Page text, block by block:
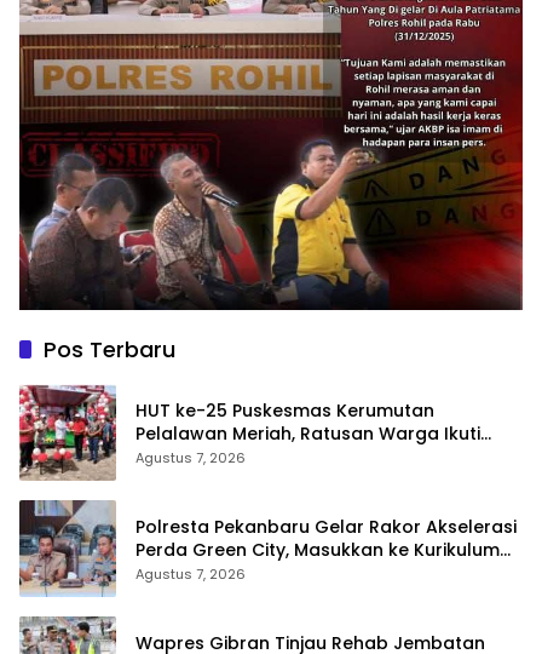
Pos Terbaru
HUT ke-25 Puskesmas Kerumutan
Pelalawan Meriah, Ratusan Warga Ikuti
Jalan Santai dan Cek Kesehatan Gratis
Agustus 7, 2026
Polresta Pekanbaru Gelar Rakor Akselerasi
Perda Green City, Masukkan ke Kurikulum
Sekolah
Agustus 7, 2026
Wapres Gibran Tinjau Rehab Jembatan